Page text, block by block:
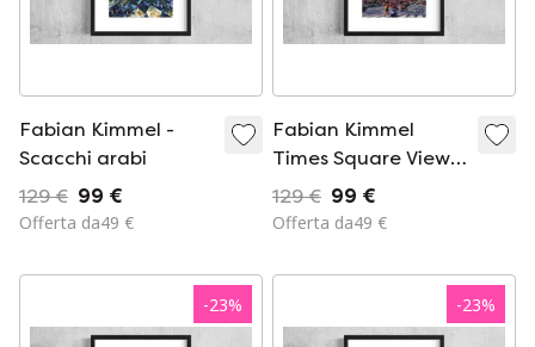
Fabian Kimmel -
Scacchi arabi
129 € 99 €
Offerta da49 €
Fabian Kimmel
Times Square Views
I (New York)
129 € 99 €
Offerta da49 €
-23% -23%